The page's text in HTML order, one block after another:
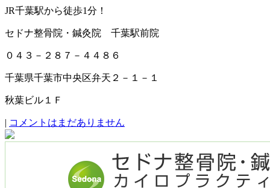
JR千葉駅から徒歩1分！
セドナ整骨院・鍼灸院 千葉駅前院
０４３－２８７－４４８６
千葉県千葉市中央区弁天２－１－１
秋葉ビル１Ｆ
| コメントはまだありません